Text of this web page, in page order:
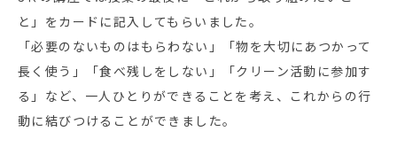
と」をカードに記入してもらいました。
「必要のないものはもらわない」「物を大切にあつかって
長く使う」「食べ残しをしない」「クリーン活動に参加す
る」など、一人ひとりができることを考え、これからの行
動に結びつけることができました。